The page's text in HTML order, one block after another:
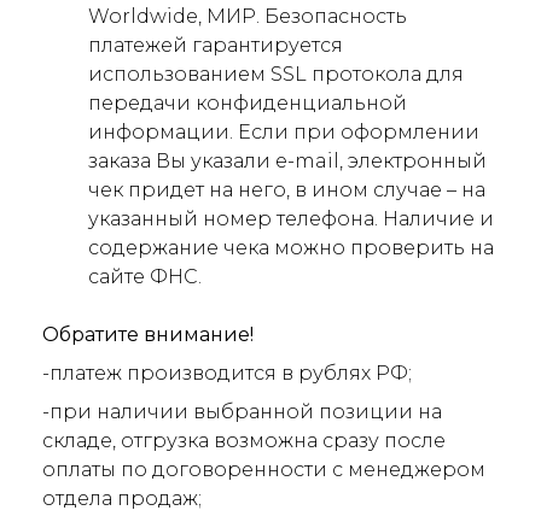
Worldwide, МИР. Безопасность
платежей гарантируется
использованием SSL протокола для
передачи конфиденциальной
информации. Если при оформлении
заказа Вы указали e-mail, электронный
чек придет на него, в ином случае – на
указанный номер телефона. Наличие и
содержание чека можно проверить на
сайте ФНС.
Обратите внимание!
-платеж производится в рублях РФ;
-при наличии выбранной позиции на
складе, отгрузка возможна сразу после
оплаты по договоренности с менеджером
отдела продаж;